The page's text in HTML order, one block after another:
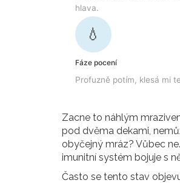
hlava.
💧
Fáze pocení
Profuzně potím, klesá mi
Zacne to náhlým
pod dvěma dekami,
obyčejný mráz? Vůbec
imunitní systém bojuje s
Často se tento stav